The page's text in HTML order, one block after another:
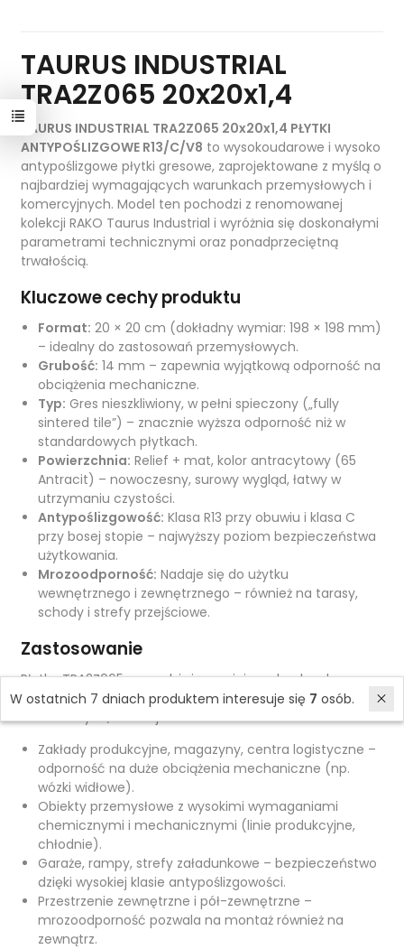
TAURUS INDUSTRIAL
TRA2Z065 20x20x1,4
TAURUS INDUSTRIAL TRA2Z065 20x20x1,4 PŁYTKI
ANTYPOŚLIZGOWE R13/C/V8 to wysokoudarowe i wysoko
antypoślizgowe płytki gresowe, zaprojektowane z myślą o
najbardziej wymagających warunkach przemysłowych i
komercyjnych. Model ten pochodzi z renomowanej
kolekcji RAKO Taurus Industrial i wyróżnia się doskonałymi
parametrami technicznymi oraz ponadprzeciętną
trwałością.
Kluczowe cechy produktu
Format: 20 × 20 cm (dokładny wymiar: 198 × 198 mm)
– idealny do zastosowań przemysłowych.
Grubość: 14 mm – zapewnia wyjątkową odporność na
obciążenia mechaniczne.
Typ: Gres nieszkliwiony, w pełni spieczony („fully
sintered tile”) – znacznie wyższa odporność niż w
standardowych płytkach.
Powierzchnia: Relief + mat, kolor antracytowy (65
Antracit) – nowoczesny, surowy wygląd, łatwy w
utrzymaniu czystości.
Antypoślizgowość: Klasa R13 przy obuwiu i klasa C
przy bosej stopie – najwyższy poziom bezpieczeństwa
użytkowania.
Mrozoodporność: Nadaje się do użytku
wewnętrznego i zewnętrznego – również na tarasy,
schody i strefy przejściowe.
Zastosowanie
Płytka TRA2Z065 sprawdzi się w miejscach o bardzo
wysokim natężeniu ruchu i szczególnych wymaganiach
technicznych, takich jak:
Zakłady produkcyjne, magazyny, centra logistyczne –
odporność na duże obciążenia mechaniczne (np.
wózki widłowe).
Obiekty przemysłowe z wysokimi wymaganiami
chemicznymi i mechanicznymi (linie produkcyjne,
chłodnie).
Garaże, rampy, strefy załadunkowe – bezpieczeństwo
dzięki wysokiej klasie antypoślizgowości.
Przestrzenie zewnętrzne i pół-zewnętrzne –
mrozoodporność pozwala na montaż również na
zewnątrz.
W ostatnich 7 dniach produktem interesuje się 7 osób.